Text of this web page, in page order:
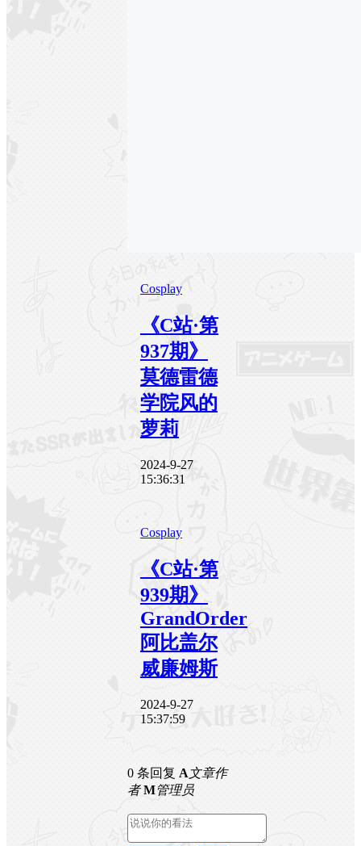
Cosplay
《C站·第
937期》
莫德雷德
学院风的
萝莉
2024-9-27
15:36:31
Cosplay
《C站·第
939期》
GrandOrder
阿比盖尔
威廉姆斯
2024-9-27
15:37:59
0 条回复 A文章作
者 M管理员